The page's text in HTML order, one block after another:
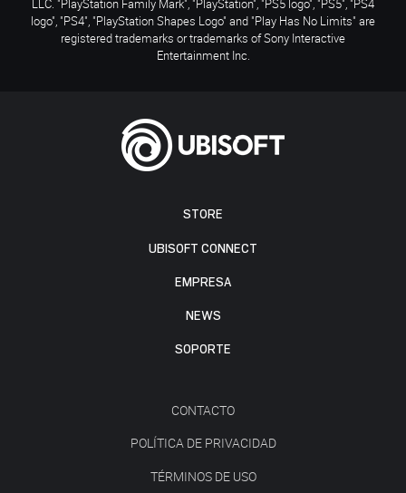
STORE
UBISOFT CONNECT
EMPRESA
NEWS
SOPORTE
CONTACTO
POLÍTICA DE PRIVACIDAD
TÉRMINOS DE USO
LLC. "PlayStation Family Mark", "PlayStation", "PS5 logo", "PS5", "PS4
logo", "PS4", "PlayStation Shapes Logo" and "Play Has No Limits" are
registered trademarks or trademarks of Sony Interactive
Entertainment Inc.